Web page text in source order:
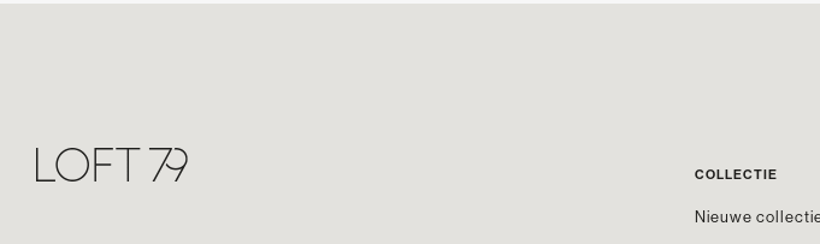
COLLECTIE
Nieuwe